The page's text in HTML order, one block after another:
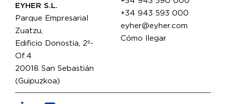
EYHER S.L.
Parque Empresarial
Zuatzu,
Edificio Donostia, 2º-
Of.4
20018 San Sebastián
(Guipuzkoa)
+34 943 593 000
eyher@eyher.com
Cómo llegar